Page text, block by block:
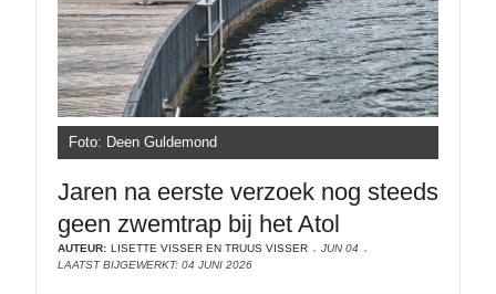
Foto: Deen Guldemond
Jaren na eerste verzoek nog steeds
geen zwemtrap bij het Atol
AUTEUR: LISETTE VISSER EN TRUUS VISSER
JUN 04
LAATST BIJGEWERKT: 04 JUNI 2026